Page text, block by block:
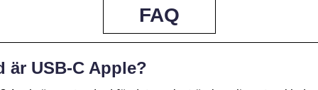
FAQ
är USB-C Apple?